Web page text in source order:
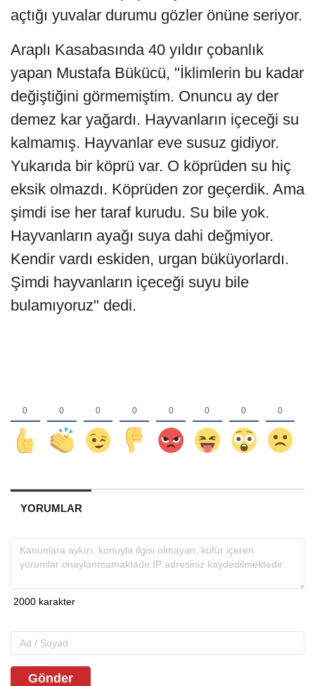
açtığı yuvalar durumu gözler önüne seriyor.
Araplı Kasabasında 40 yıldır çobanlık
yapan Mustafa Bükücü, "İklimlerin bu kadar
değiştiğini görmemiştim. Onuncu ay der
demez kar yağardı. Hayvanların içeceği su
kalmamış. Hayvanlar eve susuz gidiyor.
Yukarıda bir köprü var. O köprüden su hiç
eksik olmazdı. Köprüden zor geçerdik. Ama
şimdi ise her taraf kurudu. Su bile yok.
Hayvanların ayağı suya dahi değmiyor.
Kendir vardı eskiden, urgan büküyorlardı.
Şimdi hayvanların içeceği suyu bile
bulamıyoruz" dedi.
YORUMLAR
Gönder